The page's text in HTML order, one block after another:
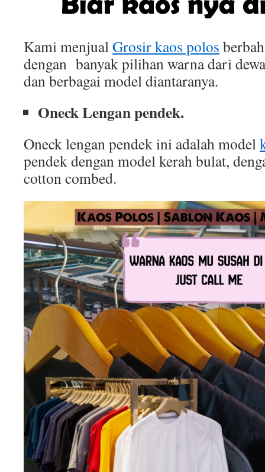
Kami menjualGrosir kaos polos
dengan banyak pilihan warna dari
dan berbagai model diantaranya.
Oneck Lengan pendek.
Oneck lengan pendek ini adalah model
pendek dengan model kerah bulat,
cotton combed.